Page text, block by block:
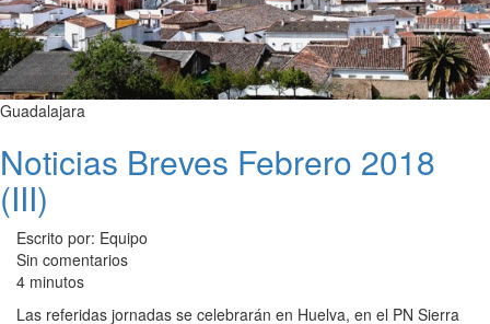
Guadalajara
Noticias Breves Febrero 2018
(III)
Escrito por: Equipo
Sin comentarios
4 minutos
Las referidas jornadas se celebrarán en Huelva, en el PN Sierra